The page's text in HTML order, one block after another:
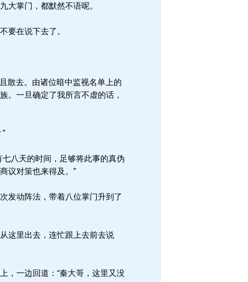
大掌门，都默然不语呢。
要在说下去了。
散去。由诸位暗中监视名单上的
。一旦确定了我所言不虚的话，
八天的时间，足够将此事的真伪
议对策也来得及。”
发动阵法，带着八位掌门升到了
这里出去，连忙跟上去前去说
，一边回道：“秦大哥，这里又没